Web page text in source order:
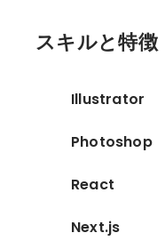
スキルと特徴
Illustrator
Photoshop
React
Next.js